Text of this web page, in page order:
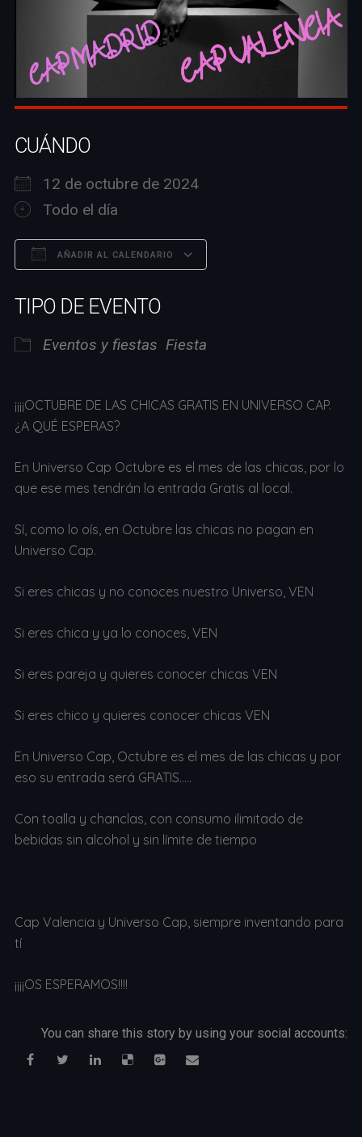
CUÁNDO
12 de octubre de 2024
Todo el día
AÑADIR AL CALENDARIO
TIPO DE EVENTO
Eventos y fiestas Fiesta
¡¡¡¡OCTUBRE DE LAS CHICAS GRATIS EN UNIVERSO CAP.
¿A QUÉ ESPERAS?
En Universo Cap Octubre es el mes de las chicas, por lo
que ese mes tendrán la entrada Gratis al local.
Sí, como lo oís, en Octubre las chicas no pagan en
Universo Cap.
Si eres chicas y no conoces nuestro Universo, VEN
Si eres chica y ya lo conoces, VEN
Si eres pareja y quieres conocer chicas VEN
Si eres chico y quieres conocer chicas VEN
En Universo Cap, Octubre es el mes de las chicas y por
eso su entrada será GRATIS…..
Con toalla y chanclas, con consumo ilimitado de
bebidas sin alcohol y sin límite de tiempo
Cap Valencia y Universo Cap, siempre inventando para
tí
¡¡¡¡OS ESPERAMOS!!!!
You can share this story by using your social accounts: